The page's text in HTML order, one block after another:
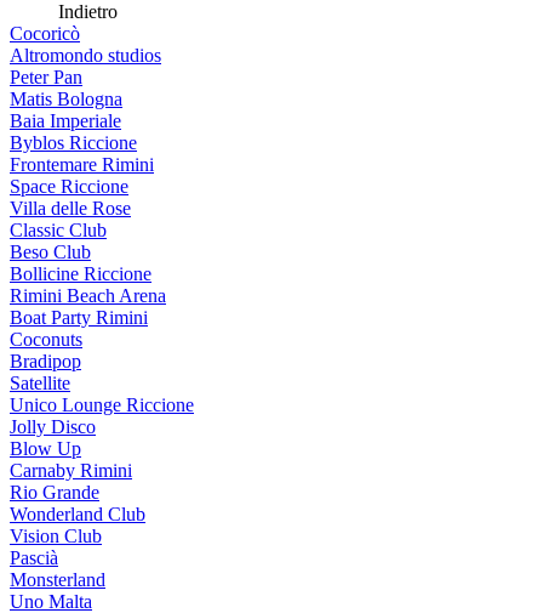
Indietro
Cocoricò
Altromondo studios
Peter Pan
Matis Bologna
Baia Imperiale
Byblos Riccione
Frontemare Rimini
Space Riccione
Villa delle Rose
Classic Club
Beso Club
Bollicine Riccione
Rimini Beach Arena
Boat Party Rimini
Coconuts
Bradipop
Satellite
Unico Lounge Riccione
Jolly Disco
Blow Up
Carnaby Rimini
Rio Grande
Wonderland Club
Vision Club
Pascià
Monsterland
Uno Malta